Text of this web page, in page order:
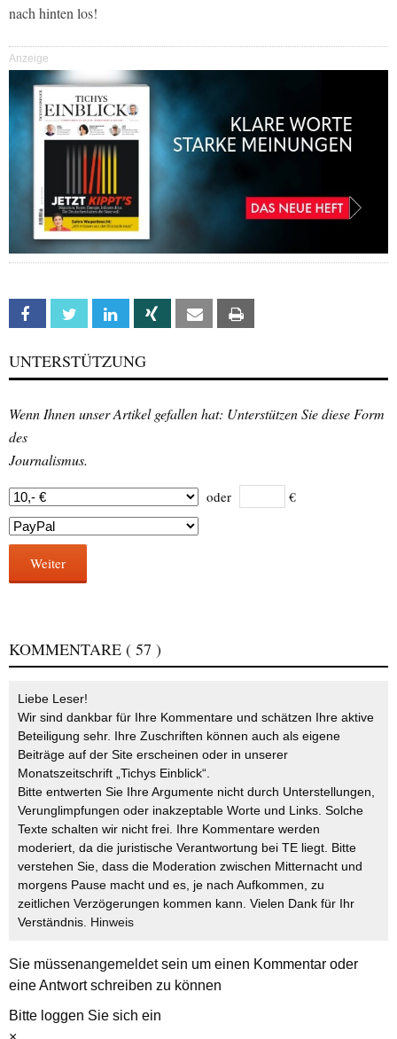
nach hinten los!
Anzeige
Facebook Twitter Linkedin Xing Email
UNTERSTÜTZUNG
Wenn Ihnen unser Artikel gefallen hat: Unterstützen Sie diese Form
des
Journalismus.
oder €
Weiter
KOMMENTARE ( 57 )
Liebe Leser!
Wir sind dankbar für Ihre Kommentare und schätzen Ihre aktive
Beteiligung sehr. Ihre Zuschriften können auch als eigene
Beiträge auf der Site erscheinen oder in unserer
Monatszeitschrift „Tichys Einblick“.
Bitte entwerten Sie Ihre Argumente nicht durch Unterstellungen,
Verunglimpfungen oder inakzeptable Worte und Links. Solche
Texte schalten wir nicht frei. Ihre Kommentare werden
moderiert, da die juristische Verantwortung bei TE liegt. Bitte
verstehen Sie, dass die Moderation zwischen Mitternacht und
morgens Pause macht und es, je nach Aufkommen, zu
zeitlichen Verzögerungen kommen kann. Vielen Dank für Ihr
Verständnis. Hinweis
Sie müssenangemeldetsein um einen Kommentar oder
eine Antwort schreiben zu können
Bitte loggen Sie sich ein